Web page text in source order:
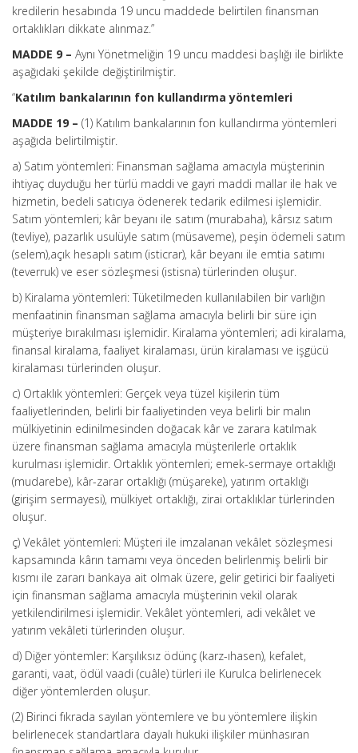
kredilerin hesabında 19 uncu maddede belirtilen finansman
ortaklıkları dikkate alınmaz.”
MADDE 9 – Aynı Yönetmeliğin 19 uncu maddesi başlığı ile birlikte
aşağıdaki şekilde değiştirilmiştir.
“Katılım bankalarının fon kullandırma yöntemleri
MADDE 19 – (1) Katılım bankalarının fon kullandırma yöntemleri
aşağıda belirtilmiştir.
a) Satım yöntemleri: Finansman sağlama amacıyla müşterinin
ihtiyaç duyduğu her türlü maddi ve gayri maddi mallar ile hak ve
hizmetin, bedeli satıcıya ödenerek tedarik edilmesi işlemidir.
Satım yöntemleri; kâr beyanı ile satım (murabaha), kârsız satım
(tevliye), pazarlık usulüyle satım (müsaveme), peşin ödemeli satım
(selem),açık hesaplı satım (isticrar), kâr beyanı ile emtia satımı
(teverruk) ve eser sözleşmesi (istisna) türlerinden oluşur.
b) Kiralama yöntemleri: Tüketilmeden kullanılabilen bir varlığın
menfaatinin finansman sağlama amacıyla belirli bir süre için
müşteriye bırakılması işlemidir. Kiralama yöntemleri; adi kiralama,
finansal kiralama, faaliyet kiralaması, ürün kiralaması ve işgücü
kiralaması türlerinden oluşur.
c) Ortaklık yöntemleri: Gerçek veya tüzel kişilerin tüm
faaliyetlerinden, belirli bir faaliyetinden veya belirli bir malın
mülkiyetinin edinilmesinden doğacak kâr ve zarara katılmak
üzere finansman sağlama amacıyla müşterilerle ortaklık
kurulması işlemidir. Ortaklık yöntemleri; emek-sermaye ortaklığı
(mudarebe), kâr-zarar ortaklığı (müşareke), yatırım ortaklığı
(girişim sermayesi), mülkiyet ortaklığı, zirai ortaklıklar türlerinden
oluşur.
ç) Vekâlet yöntemleri: Müşteri ile imzalanan vekâlet sözleşmesi
kapsamında kârın tamamı veya önceden belirlenmiş belirli bir
kısmı ile zararı bankaya ait olmak üzere, gelir getirici bir faaliyeti
için finansman sağlama amacıyla müşterinin vekil olarak
yetkilendirilmesi işlemidir. Vekâlet yöntemleri, adi vekâlet ve
yatırım vekâleti türlerinden oluşur.
d) Diğer yöntemler: Karşılıksız ödünç (karz-ıhasen), kefalet,
garanti, vaat, ödül vaadi (cuâle) türleri ile Kurulca belirlenecek
diğer yöntemlerden oluşur.
(2) Birinci fıkrada sayılan yöntemlere ve bu yöntemlere ilişkin
belirlenecek standartlara dayalı hukuki ilişkiler münhasıran